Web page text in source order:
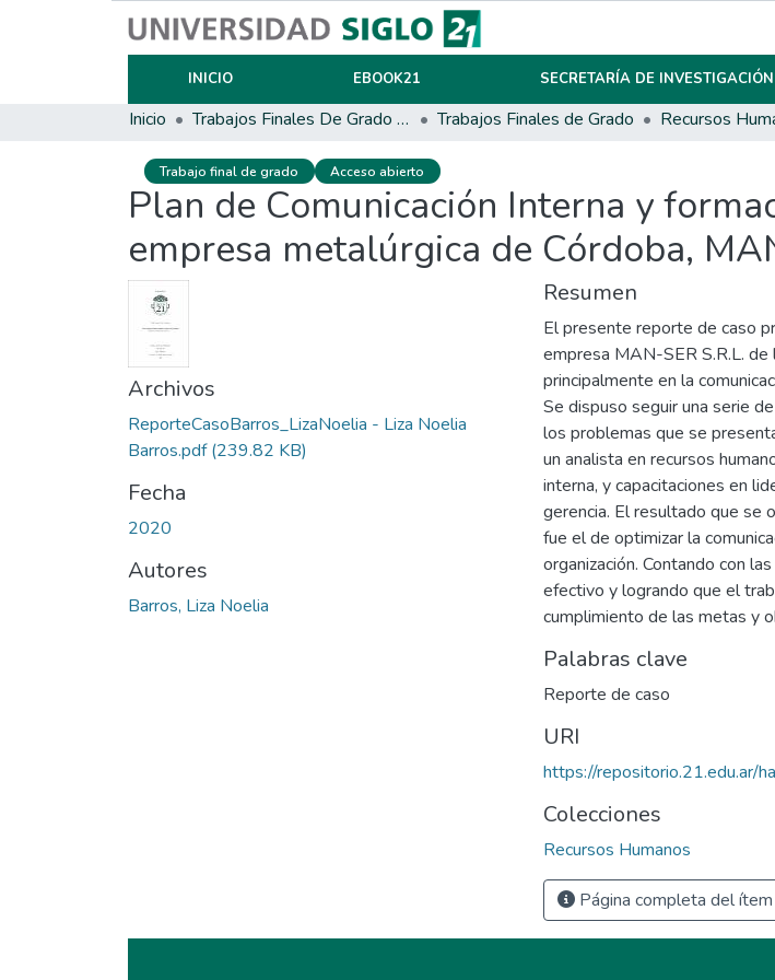
INICIO EBOOK21 SECRETARÍA DE INVESTIGACIÓN
Inicio Trabajos Finales De Grado Y Posgrado Trabajos Finales de Grado Recursos
Trabajo final de grado Acceso abierto
Plan de Comunicación Interna y
empresa metalúrgica de Córdoba,
Archivos
ReporteCasoBarros_LizaNoelia - Liza Noelia
Barros.pdf(239.82 KB)
Fecha
2020
Autores
Barros, Liza Noelia
Resumen
El presente reporte de caso
empresa MAN-SER S.R.L. de
principalmente en la
Se dispuso seguir una serie
los problemas que se
un analista en recursos
interna, y capacitaciones en
gerencia. El resultado que se
fue el de optimizar la
organización. Contando con
efectivo y logrando que el
cumplimiento de las metas y
Palabras clave
Reporte de caso
URI
https://repositorio.21.edu.ar/
Colecciones
Recursos Humanos
Página completa del ítem